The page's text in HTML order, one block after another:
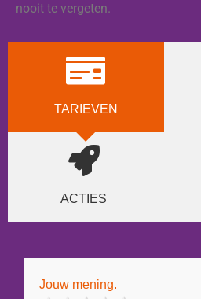
nooit te vergeten.
TARIEVEN
ACTIES
Jouw mening.